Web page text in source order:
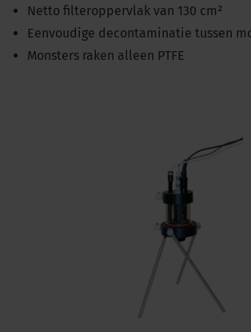
Netto filteroppervlak van 130 cm²
Eenvoudige decontaminatie tussen
Monsters raken alleen PTFE